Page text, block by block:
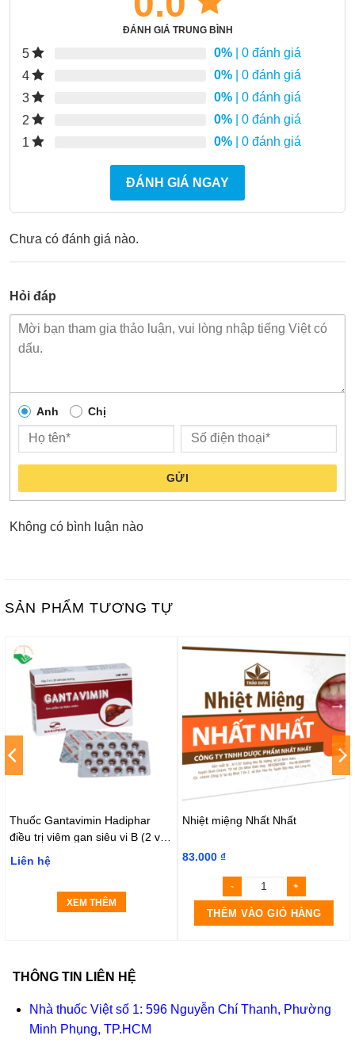
ĐÁNH GIÁ TRUNG BÌNH
5 0% | 0 đánh giá
4
0% | 0 đánh giá
3
0% | 0 đánh giá
2
0% | 0 đánh giá
1
0% | 0 đánh giá
ĐÁNH GIÁ NGAY
Chưa có đánh giá nào.
Hỏi đáp
Anh Chị
GỬI
Không có bình luận nào
SẢN PHẨM TƯƠNG TỰ
Thuốc Gantavimin Hadiphar
điều trị viêm gan siêu vi B (2 vỉ x
20 viên)
Liên hệ
XEM THÊM
Nhiệt miệng Nhất Nhất
83.000 ₫
THÊM VÀO GIỎ HÀNG
THÔNG TIN LIÊN HỆ
Nhà thuốc Việt số 1: 596 Nguyễn Chí Thanh, Phường
Minh Phụng, TP.HCM